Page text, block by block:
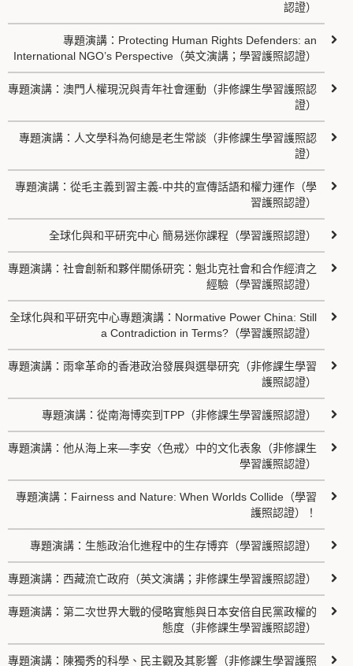
認證）
專題演講：Protecting Human Rights Defenders: an
International NGO’s Perspective（英文演講；學習護照認證）
專題演講：澳門人權現況與青年社會運動（非修課生學習護照認
證）
專題演講：人文學科為何總是老生常談（非修課生學習護照認
證）
專題演講：從毛主義到習主義-中共的宣傳話語和權力運作（學
習護照認證）
全球化與和平研究中心 簡易迷你課程（學習護照認證）
專題演講：社會創新和夥伴關係研究：魁北克社會和合作經濟之
經驗（學習護照認證）
全球化與和平研究中心專題演講：Normative Power China: Still
a Contradiction in Terms?（學習護照認證）
專題演講：雨傘革命的香港政治發展與選舉研究（非修課生學習
護照認證）
專題演講：從南海博奕到TPP（非修課生學習護照認證）
專題演講：他从海上来—李安〈色戒〉中的文化表象（非修課生
學習護照認證）
專題演講：Fairness and Nature: When Worlds Collide（學習
護照認證）！
專題演講：生態政治化進程中的生存博弈（學習護照認證）
專題演講：西藏流亡政府（英文演講；非修課生學習護照認證）
專題演講：第二次世界大戰的侵略實態與日本安倍自民黨政權的
態度（非修課生學習護照認證）
專題演講：陳獨秀的科學、民主觀及其影響（非修課生學習護照